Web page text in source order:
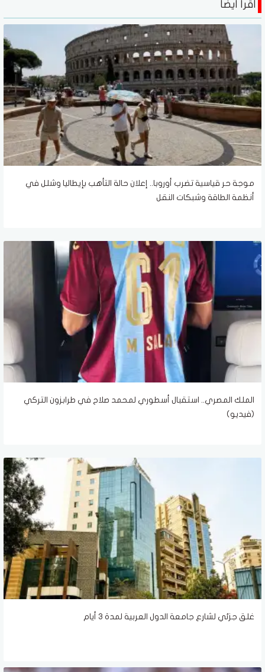
اقرأ أيضا
موجة حر قياسية تضرب أوروبا.. إعلان حالة التأهب بإيطاليا وشلل في
أنظمة الطاقة وشبكات النقل
الملك المصري.. استقبال أسطوري لمحمد صلاح في طرابزون التركي
(فيديو)
غلق جزئي لشارع جامعة الدول العربية لمدة ٣ أيام